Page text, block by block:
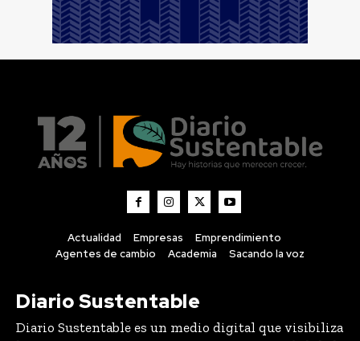
Actualidad Empresas
Emprendimiento
Agentes de cambio
Academia Sacando la voz
Diario Sustentable
Diario Sustentable es un medio digital que visibiliza